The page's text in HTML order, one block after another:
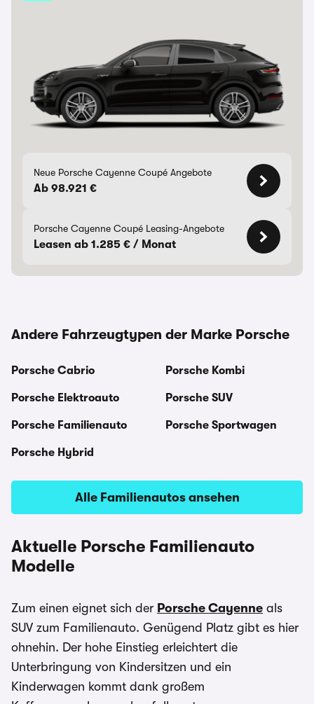
Neue Porsche Cayenne Coupé Angebote
Ab 98.921 €
Porsche Cayenne Coupé Leasing-Angebote
Leasen ab 1.285 € / Monat
Andere Fahrzeugtypen der Marke Porsche
Porsche Cabrio
Porsche Elektroauto
Porsche Familienauto
Porsche Hybrid
Porsche Kombi
Porsche SUV
Porsche Sportwagen
Alle Familienautos ansehen
Aktuelle Porsche Familienauto
Modelle
Zum einen eignet sich der Porsche Cayenne als
SUV zum Familienauto. Genügend Platz gibt es hier
ohnehin. Der hohe Einstieg erleichtert die
Unterbringung von Kindersitzen und ein
Kinderwagen kommt dank großem